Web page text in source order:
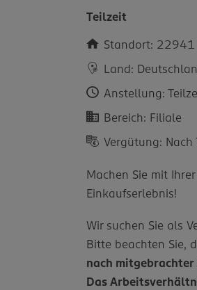
Teilzeit
Standort: 22941
Land:
Anstellung:
Bereich: Filiale
Vergütung: Nach
Machen Sie mit
Einkaufserlebnis!
Wir suchen Sie als
Bitte beachten Sie,
nach
Das